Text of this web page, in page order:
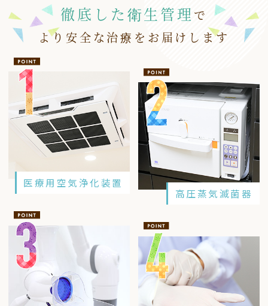
徹底した衛生管理 で
より安全な治療をお届けします
医療用空気浄化装置
高圧蒸気滅菌器